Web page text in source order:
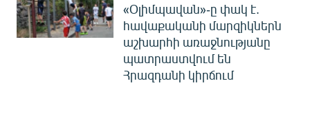
«Օլիմպավան»-ը փակ է.
հավաքականի մարզիկներն
աշխարհի առաջնությանը
պատրաստվում են
Հրազդանի կիրճում